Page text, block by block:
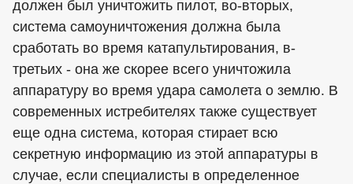
должен был уничтожить пилот, во-вторых,
система самоуничтожения должна была
сработать во время катапультирования, в-
третьих - она же скорее всего уничтожила
аппаратуру во время удара самолета о землю. В
современных истребителях также существует
еще одна система, которая стирает всю
секретную информацию из этой аппаратуры в
случае, если специалисты в определенное